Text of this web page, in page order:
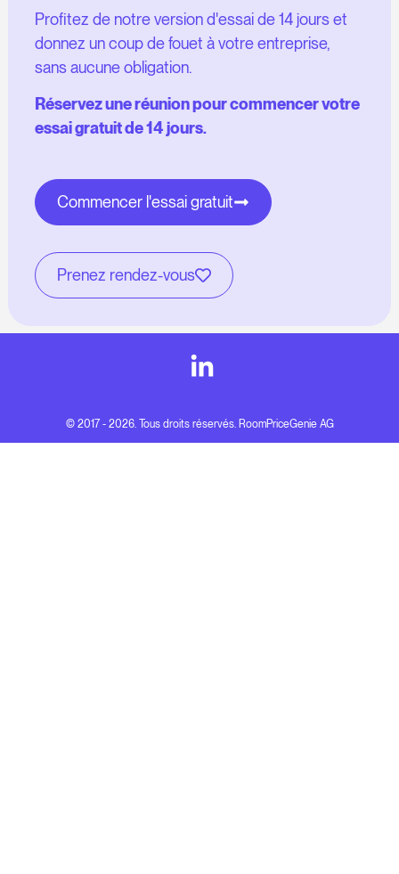
Profitez de notre version d'essai de 14 jours et
donnez un coup de fouet à votre entreprise,
sans aucune obligation.
Réservez une réunion pour commencer votre
essai gratuit de 14 jours.
Commencer l'essai gratuit
Prenez rendez-vous
© 2017 - 2026. Tous droits réservés. RoomPriceGenie AG